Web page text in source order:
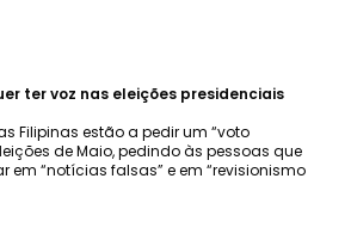
ter voz nas eleições presidenciais
Filipinas estão a pedir um “voto
de Maio, pedindo às pessoas que
em “notícias falsas” e em “revisionismo